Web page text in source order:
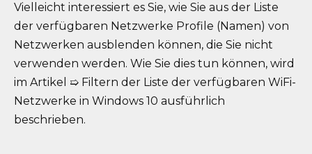
Vielleicht interessiert es Sie, wie Sie aus der Liste
der verfügbaren Netzwerke Profile (Namen) von
Netzwerken ausblenden können, die Sie nicht
verwenden werden. Wie Sie dies tun können, wird
im Artikel ➯ Filtern der Liste der verfügbaren WiFi-
Netzwerke in Windows 10 ausführlich
beschrieben.